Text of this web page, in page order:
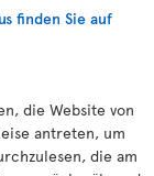
finden Sie auf
die Website von
antreten, um
die am